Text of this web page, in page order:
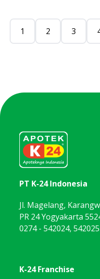
1 2 3
PT K-24 Indonesia
Jl. Magelang,
PR 24 Yogyakarta
0274 - 542024, 542025
K-24 Franchise